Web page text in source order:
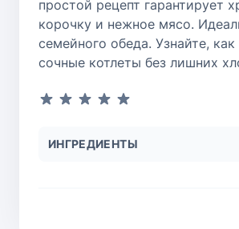
простой рецепт гарантирует
корочку и нежное мясо.
семейного обеда. Узнайте, как
сочные котлеты без лишних
ИНГРЕДИЕНТЫ